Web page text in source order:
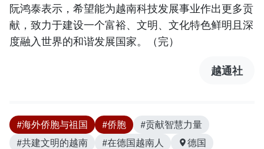
阮鸿泰表示，希望能为越南科技发展事业作出更多贡
献，致力于建设一个富裕、文明、文化特色鲜明且深
度融入世界的和谐发展国家。（完）
越通社
#海外侨胞与祖国 #侨胞
#贡献智慧力量
#共建文明的越南
#在德国越南人 德国